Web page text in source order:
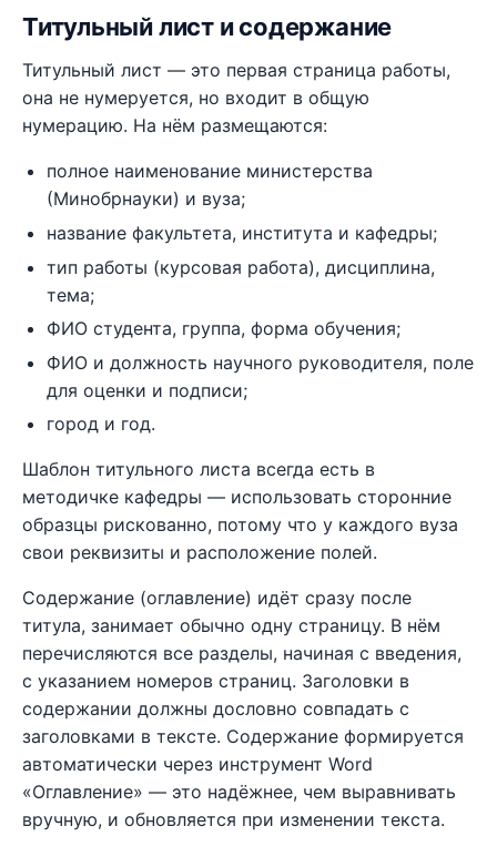
Титульный лист и содержание
Титульный лист — это первая страница работы,
она не нумеруется, но входит в общую
нумерацию. На нём размещаются:
полное наименование министерства
(Минобрнауки) и вуза;
название факультета, института и кафедры;
тип работы (курсовая работа), дисциплина,
тема;
ФИО студента, группа, форма обучения;
ФИО и должность научного руководителя, поле
для оценки и подписи;
город и год.
Шаблон титульного листа всегда есть в
методичке кафедры — использовать сторонние
образцы рискованно, потому что у каждого вуза
свои реквизиты и расположение полей.
Содержание (оглавление) идёт сразу после
титула, занимает обычно одну страницу. В нём
перечисляются все разделы, начиная с введения,
с указанием номеров страниц. Заголовки в
содержании должны дословно совпадать с
заголовками в тексте. Содержание формируется
автоматически через инструмент Word
«Оглавление» — это надёжнее, чем выравнивать
вручную, и обновляется при изменении текста.